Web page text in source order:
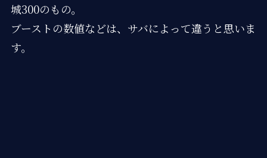
城300のもの。
ブーストの数値などは、サバによって違うと思いま
す。